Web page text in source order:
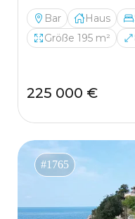
Bar Haus
Größe 195 m²
225 000 €
#1765